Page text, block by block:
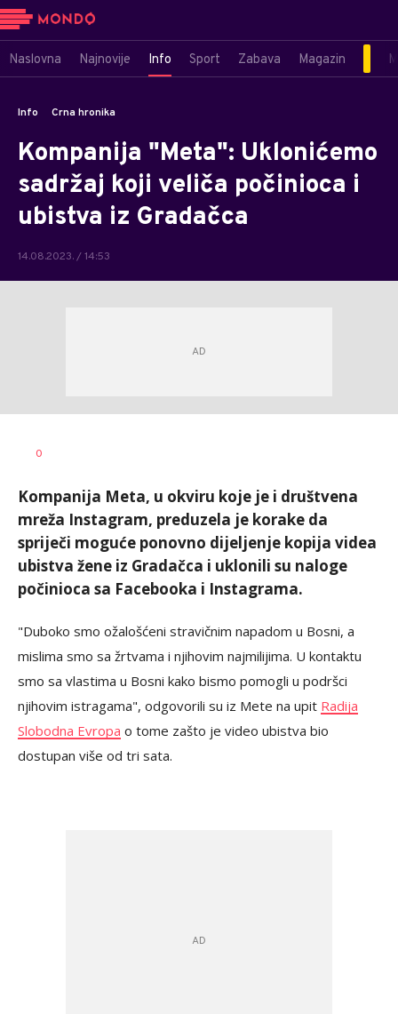
Naslovna Najnovije Info Sport Zabava Magazin
Info Crna hronika
Kompanija "Meta": Uklonićemo
sadržaj koji veliča počinioca i
ubistva iz Gradačca
14.08.2023. / 14:53
AUTOR
0
Kompanija Meta, u okviru koje je i društvena
mreža Instagram, preduzela je korake da
spriječi moguće ponovno dijeljenje kopija videa
ubistva žene iz Gradačca i uklonili su naloge
počinioca sa Facebooka i Instagrama.
"Duboko smo ožalošćeni stravičnim napadom u Bosni, a
mislima smo sa žrtvama i njihovim najmilijima. U kontaktu
smo sa vlastima u Bosni kako bismo pomogli u podršci
njihovim istragama", odgovorili su iz Mete na upit Radija
Slobodna Evropa o tome zašto je video ubistva bio
dostupan više od tri sata.